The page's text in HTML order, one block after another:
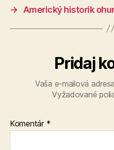
→
Americký historik
Pridaj
Vaša e-mailová
Vyžadované
Komentár *